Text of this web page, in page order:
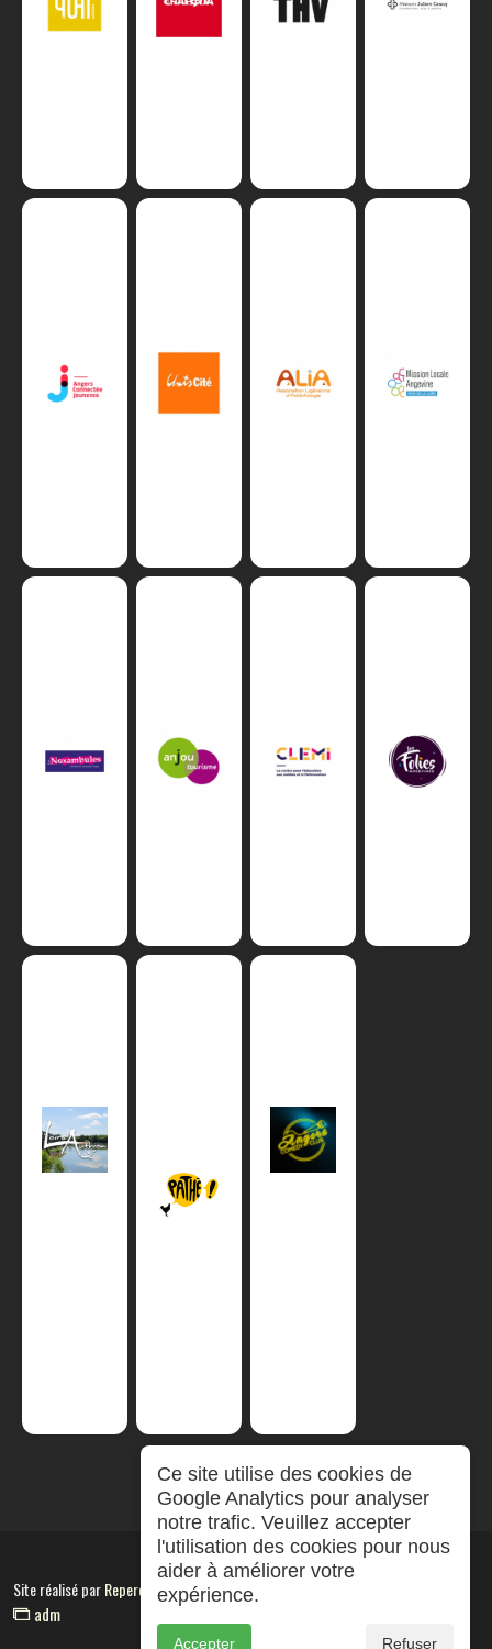
Site réalisé parRepereCom
adm
Ce site utilise des cookies de
Google Analytics pour analyser
notre trafic. Veuillez accepter
l'utilisation des cookies pour nous
aider à améliorer votre
expérience.
Accepter Refuser